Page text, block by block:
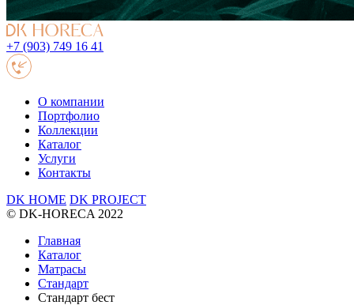
+7 (903) 749 16 41
О компании
Портфолио
Коллекции
Каталог
Услуги
Контакты
DK HOME DK PROJECT
© DK-HORECA 2022
Главная
Каталог
Матрасы
Стандарт
Стандарт бест